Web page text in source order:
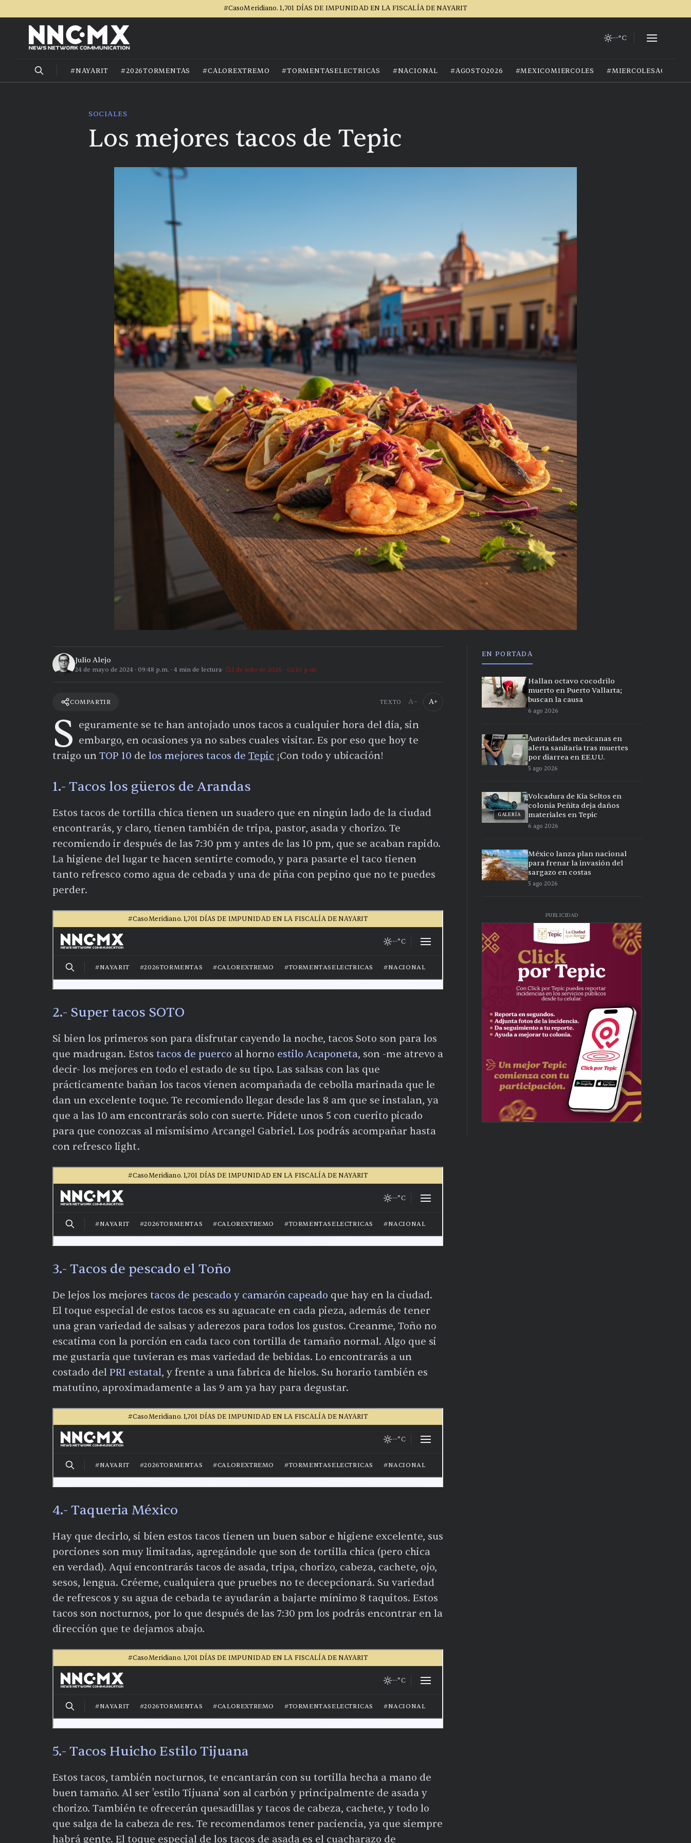
#CasoMeridiano. 1,701 DÍAS DE IMPUNIDAD EN LA FISCALÍA DE NAYARIT
--°C
#NAYARIT #2026TORMENTAS #CALOREXTREMO #TORMENTASELECTRICAS #NACIONAL #AGOSTO2026 #MEXICOMIERCOLES #MIERCOLESAGOSTO
SOCIALES
Los mejores tacos de Tepic
Julio Alejo
24 de mayo de 2024 · 09:48 p.m. · 4 min de lectura 2 de julio de 2026 · 02:10 p.m.
COMPARTIR TEXTO A− A+
S eguramente se te han antojado unos tacos a cualquier hora del día, sin
embargo, en ocasiones ya no sabes cuales visitar. Es por eso que hoy te
traigo un TOP 10 de los mejores tacos de Tepic ¡Con todo y ubicación!
1.- Tacos los güeros de Arandas
Estos tacos de tortilla chica tienen un suadero que en ningún lado de la ciudad
encontrarás, y claro, tienen también de tripa, pastor, asada y chorizo. Te
recomiendo ir después de las 7:30 pm y antes de las 10 pm, que se acaban rapido.
La higiene del lugar te hacen sentirte comodo, y para pasarte el taco tienen
tanto refresco como agua de cebada y una de piña con pepino que no te puedes
perder.
2.- Super tacos SOTO
Si bien los primeros son para disfrutar cayendo la noche, tacos Soto son para los
que madrugan. Estos tacos de puerco al horno estilo Acaponeta, son -me atrevo a
decir- los mejores en todo el estado de su tipo. Las salsas con las que
prácticamente bañan los tacos vienen acompañada de cebolla marinada que le
dan un excelente toque. Te recomiendo llegar desde las 8 am que se instalan, ya
que a las 10 am encontrarás solo con suerte. Pídete unos 5 con cuerito picado
para que conozcas al mismisimo Arcangel Gabriel. Los podrás acompañar hasta
con refresco light.
3.- Tacos de pescado el Toño
De lejos los mejores tacos de pescado y camarón capeado que hay en la ciudad.
El toque especial de estos tacos es su aguacate en cada pieza, además de tener
una gran variedad de salsas y aderezos para todos los gustos. Creanme, Toño no
escatima con la porción en cada taco con tortilla de tamaño normal. Algo que si
me gustaría que tuvieran es mas variedad de bebidas. Lo encontrarás a un
costado del PRI estatal, y frente a una fabrica de hielos. Su horario también es
matutino, aproximadamente a las 9 am ya hay para degustar.
4.- Taqueria México
Hay que decirlo, si bien estos tacos tienen un buen sabor e higiene excelente, sus
porciones son muy limitadas, agregándole que son de tortilla chica (pero chica
en verdad). Aquí encontrarás tacos de asada, tripa, chorizo, cabeza, cachete, ojo,
sesos, lengua. Créeme, cualquiera que pruebes no te decepcionará. Su variedad
de refrescos y su agua de cebada te ayudarán a bajarte mínimo 8 taquitos. Estos
tacos son nocturnos, por lo que después de las 7:30 pm los podrás encontrar en la
dirección que te dejamos abajo.
5.- Tacos Huicho Estilo Tijuana
Estos tacos, también nocturnos, te encantarán con su tortilla hecha a mano de
buen tamaño. Al ser 'estilo Tijuana' son al carbón y principalmente de asada y
chorizo. También te ofrecerán quesadillas y tacos de cabeza, cachete, y todo lo
que salga de la cabeza de res. Te recomendamos tener paciencia, ya que siempre
habrá gente. El toque especial de los tacos de asada es el cuacharazo de
EN PORTADA
Hallan octavo cocodrilo
muerto en Puerto Vallarta;
buscan la causa
6 ago 2026
Autoridades mexicanas en
alerta sanitaria tras muertes
por diarrea en EE.UU.
5 ago 2026
GALERÍA
Volcadura de Kia Seltos en
colonia Peñita deja daños
materiales en Tepic
6 ago 2026
México lanza plan nacional
para frenar la invasión del
sargazo en costas
5 ago 2026
PUBLICIDAD